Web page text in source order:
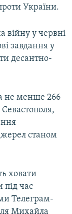
України.
війну у червні
завдання у
десантно-
не менше 266
станом
ховати
під час
Телеграм-
Михайла